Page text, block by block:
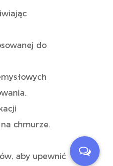
do
chmurze.
aby upewnić